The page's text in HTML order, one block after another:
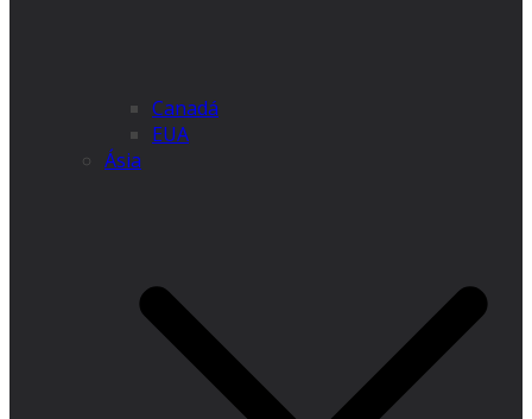
Canadá
EUA
Ásia